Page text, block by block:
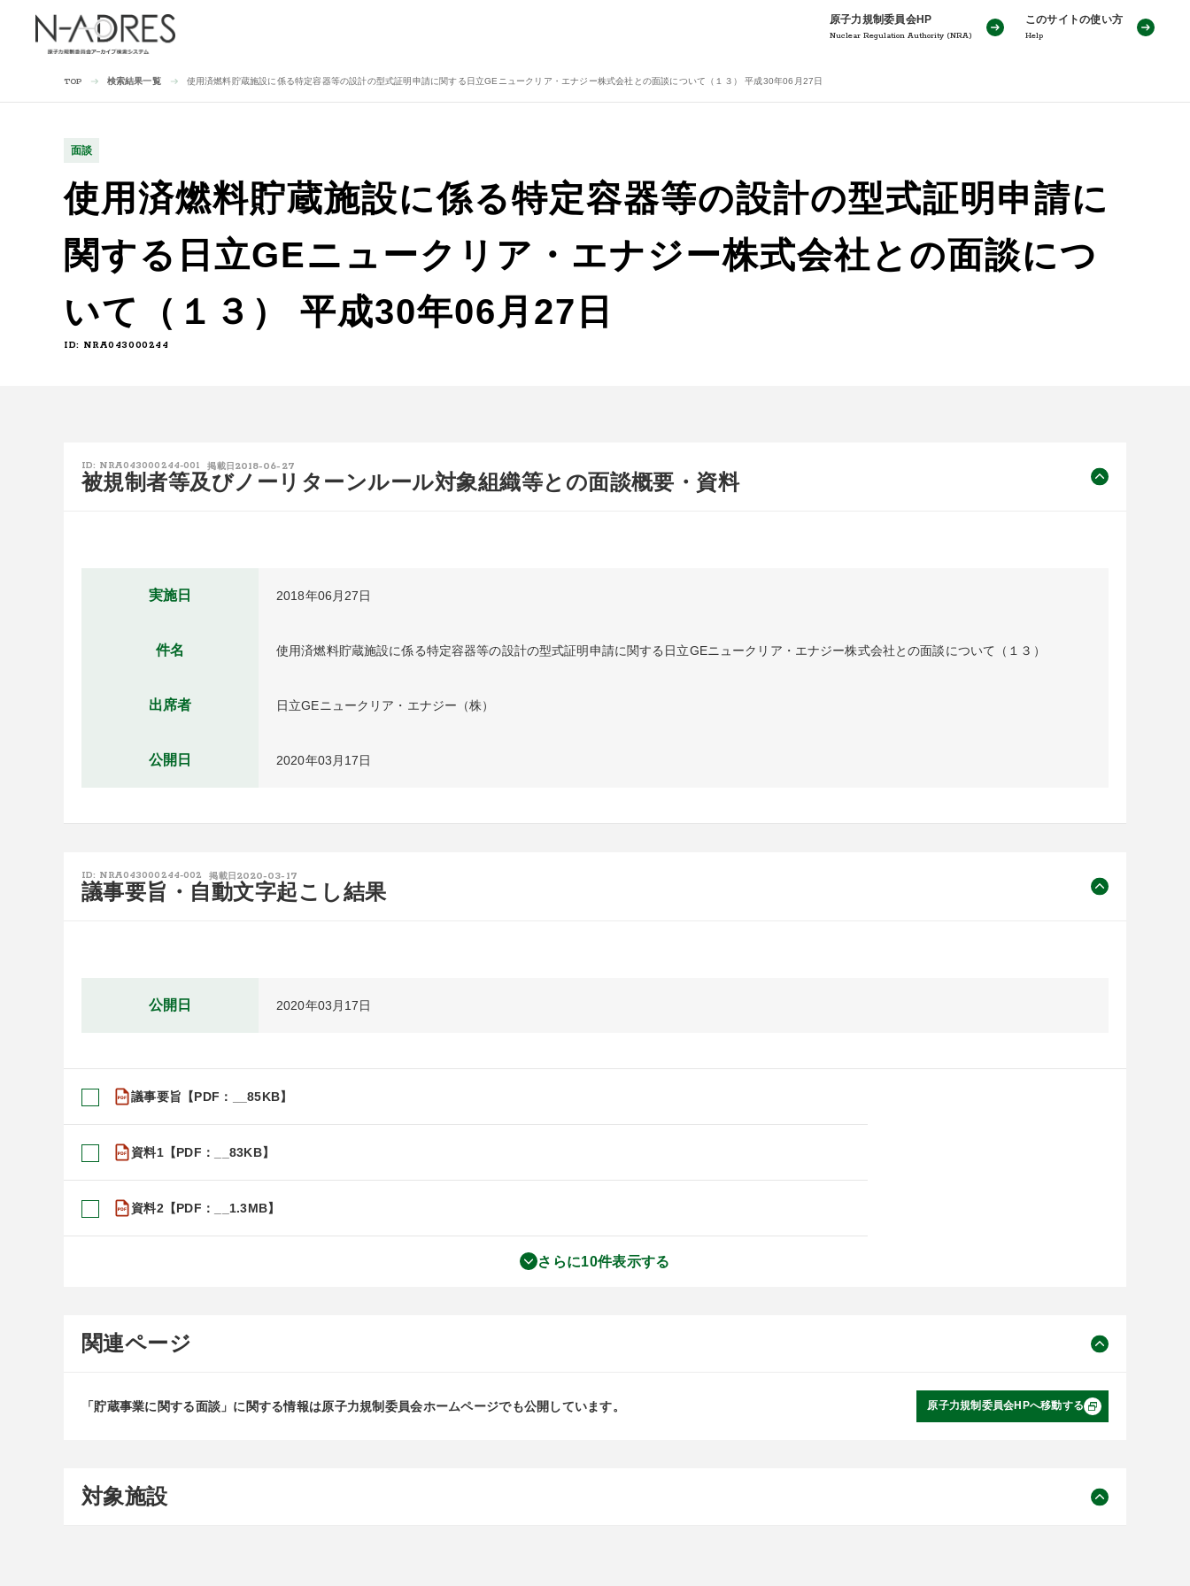
原子力規制委員会HP
Nuclear Regulation Authority (NRA)
このサイトの使い方
Help
TOP 検索結果一覧 使用済燃料貯蔵施設に係る特定容器等の設計の型式証明申請に関する日立GEニュークリア・エナジー株式会社との面談について（１３） 平成30年06月27日
面談
使用済燃料貯蔵施設に係る特定容器等の設計の型式証明申請に
関する日立GEニュークリア・エナジー株式会社との面談につ
いて（１３） 平成30年06月27日
ID: NRA043000244
ID: NRA043000244-001 掲載日 2018-06-27
被規制者等及びノーリターンルール対象組織等との面談概要・資料
実施日 2018年06月27日
件名 使用済燃料貯蔵施設に係る特定容器等の設計の型式証明申請に関する日立GEニュークリア・エナジー株式会社との面談について（１３）
出席者 日立GEニュークリア・エナジー（株）
公開日 2020年03月17日
ID: NRA043000244-002 掲載日 2020-03-17
議事要旨・自動文字起こし結果
公開日 2020年03月17日
議事要旨【PDF：__85KB】
資料1【PDF：__83KB】
資料2【PDF：__1.3MB】
さらに10件表示する
関連ページ
「貯蔵事業に関する面談」に関する情報は原子力規制委員会ホームページでも公開しています。 原子力規制委員会HPへ移動する
対象施設